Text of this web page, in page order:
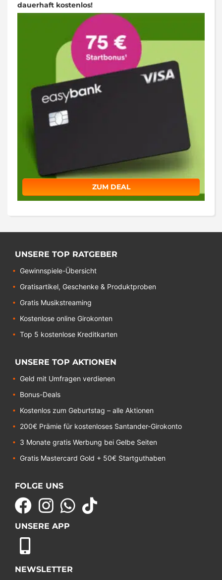
dauerhaft kostenlos!
ZUM DEAL
UNSERE TOP RATGEBER
Gewinnspiele-Übersicht
Gratisartikel, Geschenke & Produktproben
Gratis Musikstreaming
Kostenlose online Girokonten
Top 5 kostenlose Kreditkarten
UNSERE TOP AKTIONEN
Geld mit Umfragen verdienen
Bonus-Deals
Kostenlos zum Geburtstag – alle Aktionen
200€ Prämie für kostenloses Santander-Girokonto
3 Monate gratis Werbung bei Gelbe Seiten
Gratis Mastercard Gold + 50€ Startguthaben
FOLGE UNS
UNSERE APP
NEWSLETTER